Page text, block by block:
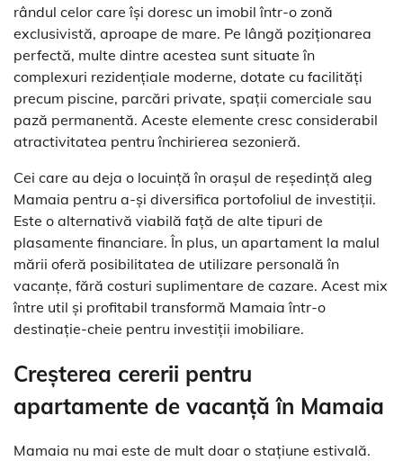
rândul celor care își doresc un imobil într-o zonă
exclusivistă, aproape de mare. Pe lângă poziționarea
perfectă, multe dintre acestea sunt situate în
complexuri rezidențiale moderne, dotate cu facilități
precum piscine, parcări private, spații comerciale sau
pază permanentă. Aceste elemente cresc considerabil
atractivitatea pentru închirierea sezonieră.
Cei care au deja o locuință în orașul de reședință aleg
Mamaia pentru a-și diversifica portofoliul de investiții.
Este o alternativă viabilă față de alte tipuri de
plasamente financiare. În plus, un apartament la malul
mării oferă posibilitatea de utilizare personală în
vacanțe, fără costuri suplimentare de cazare. Acest mix
între util și profitabil transformă Mamaia într-o
destinație-cheie pentru investiții imobiliare.
Creșterea cererii pentru
apartamente de vacanță în Mamaia
Mamaia nu mai este de mult doar o stațiune estivală.